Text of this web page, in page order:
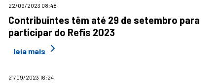
22/09/2023 08:48
Contribuintes têm até 29 de setembro para
participar do Refis 2023
leia mais
21/09/2023 16:24